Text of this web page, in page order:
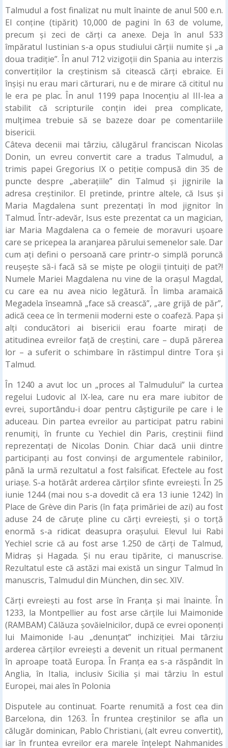
Talmudul a fost finalizat nu mult înainte de anul 500 e.n.
El conține (tipărit) 10,000 de pagini în 63 de volume,
precum și zeci de cărți ca anexe. Deja în anul 533
împăratul Iustinian s-a opus studiului cărții numite și „a
doua tradiție”. În anul 712 vizigoții din Spania au interzis
convertiților la creștinism să citească cărți ebraice. Ei
înșiși nu erau mari cărturari, nu e de mirare că cititul nu
le era pe plac. În anul 1199 papa Inocențiu al III-lea a
stabilit că scripturile conțin idei prea complicate,
mulțimea trebuie să se bazeze doar pe comentariile
bisericii.
Câteva decenii mai târziu, călugărul franciscan Nicolas
Donin, un evreu convertit care a tradus Talmudul, a
trimis papei Gregorius IX o petiție compusă din 35 de
puncte despre „aberațiile” din Talmud și jignirile la
adresa creștinilor. El pretinde, printre altele, că Isus și
Maria Magdalena sunt prezentați în mod jignitor în
Talmud. Într-adevăr, Isus este prezentat ca un magician,
iar Maria Magdalena ca o femeie de moravuri uşoare
care se pricepea la aranjarea părului semenelor sale. Dar
cum ați defini o persoană care printr-o simplă poruncă
reușește să-i facă să se mişte pe ologii ţintuiţi de pat?!
Numele Mariei Magdalena nu vine de la orașul Magdal,
cu care ea nu avea nicio legătură. În limba aramaică
Megadela înseamnă „face să crească”, „are grijă de păr”,
adică ceea ce în termenii moderni este o coafeză. Papa și
alți conducători ai bisericii erau foarte mirați de
atitudinea evreilor față de creștini, care – după părerea
lor – a suferit o schimbare în răstimpul dintre Tora și
Talmud.
În 1240 a avut loc un „proces al Talmudului” la curtea
regelui Ludovic al IX-lea, care nu era mare iubitor de
evrei, suportându-i doar pentru câștigurile pe care i le
aduceau. Din partea evreilor au participat patru rabini
renumiți, în frunte cu Yechiel din Paris, creștinii fiind
reprezentați de Nicolas Donin. Chiar dacă unii dintre
participanți au fost convinși de argumentele rabinilor,
până la urmă rezultatul a fost falsificat. Efectele au fost
uriașe. S-a hotărât arderea cărților sfinte evreiești. În 25
iunie 1244 (mai nou s-a dovedit că era 13 iunie 1242) în
Place de Grève din Paris (în fața primăriei de azi) au fost
aduse 24 de căruțe pline cu cărți evreiești, și o torță
enormă s-a ridicat deasupra orașului. Elevul lui Rabi
Yechiel scrie că au fost arse 1.250 de cărți de Talmud,
Midraș și Hagada. Și nu erau tipărite, ci manuscrise.
Rezultatul este că astăzi mai există un singur Talmud în
manuscris, Talmudul din München, din sec. XIV.
Cărți evreiești au fost arse în Franța și mai înainte. În
1233, la Montpellier au fost arse cărțile lui Maimonide
(RAMBAM) Călăuza șovăielnicilor, după ce evrei oponenți
lui Maimonide l-au „denunțat” inchiziției. Mai târziu
arderea cărților evreiești a devenit un ritual permanent
în aproape toată Europa. În Franța ea s-a răspândit în
Anglia, în Italia, inclusiv Sicilia și mai târziu în estul
Europei, mai ales în Polonia
Disputele au continuat. Foarte renumită a fost cea din
Barcelona, din 1263. În fruntea creștinilor se afla un
călugăr dominican, Pablo Christiani, (alt evreu convertit),
iar în fruntea evreilor era marele înțelept Nahmanides